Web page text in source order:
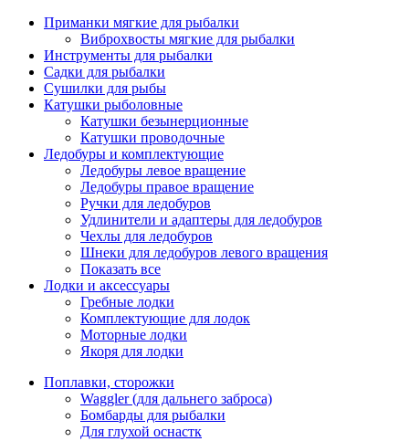
Приманки мягкие для рыбалки
Виброхвосты мягкие для рыбалки
Инструменты для рыбалки
Садки для рыбалки
Сушилки для рыбы
Катушки рыболовные
Катушки безынерционные
Катушки проводочные
Ледобуры и комплектующие
Ледобуры левое вращение
Ледобуры правое вращение
Ручки для ледобуров
Удлинители и адаптеры для ледобуров
Чехлы для ледобуров
Шнеки для ледобуров левого вращения
Показать все
Лодки и аксессуары
Гребные лодки
Комплектующие для лодок
Моторные лодки
Якоря для лодки
Поплавки, сторожки
Waggler (для дальнего заброса)
Бомбарды для рыбалки
Для глухой оснастк